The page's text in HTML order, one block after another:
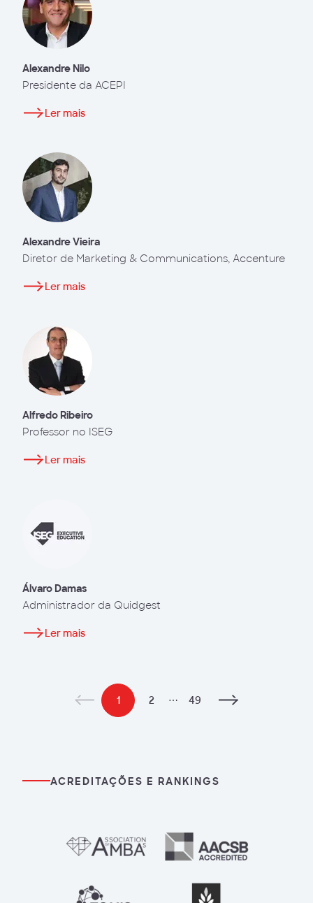
Alexandre Nilo
Presidente da ACEPI
Ler mais
Alexandre Vieira
Diretor de Marketing & Communications, Accenture
Ler mais
Alfredo Ribeiro
Professor no ISEG
Ler mais
Álvaro Damas
Administrador da Quidgest
Ler mais
1 2 ⋯ 49
ACREDITAÇÕES E RANKINGS